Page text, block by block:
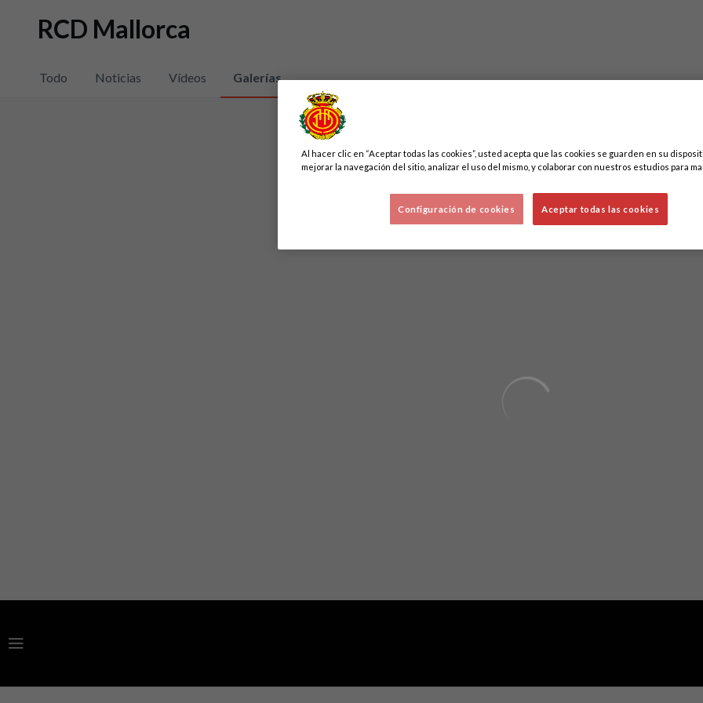
RCD Mallorca
Todo Noticias Vídeos Galerías
Lo sentimos, no hemos encontrado nada.
Al hacer clic en “Aceptar todas las cookies”, usted acepta que las cookies se guarden en su
mejorar la navegación del sitio, analizar el uso del mismo, y colaborar con nuestros estudios para
Aceptar todas las cookies
Configuración de cookies